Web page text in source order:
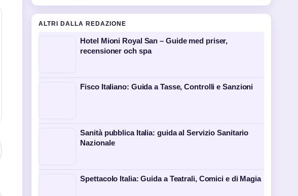
ALTRI DALLA REDAZIONE
Hotel Mioni Royal San – Guide med priser,
recensioner och spa
Fisco Italiano: Guida a Tasse, Controlli e Sanzioni
Sanità pubblica Italia: guida al Servizio Sanitario
Nazionale
Spettacolo Italia: Guida a Teatrali, Comici e di Magia